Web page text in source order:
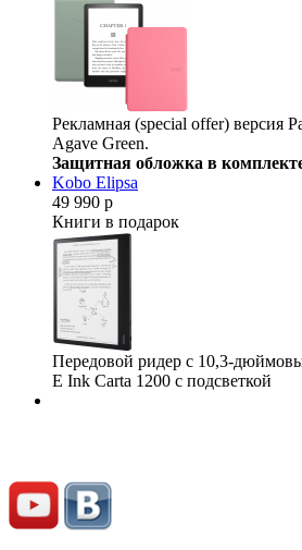
Рекламная (special offer) версия
Agave Green.
Защитная обложка в
Kobo Elipsa
49 990 р
Книги в подарок
Передовой ридер с 10,3-
E Ink Carta 1200 с подсветкой